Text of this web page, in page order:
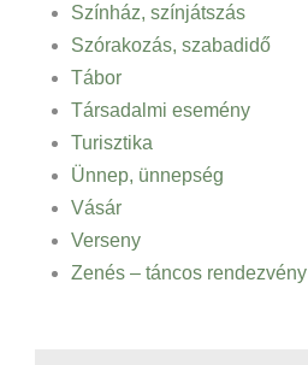
Színház, színjátszás
Szórakozás, szabadidő
Tábor
Társadalmi esemény
Turisztika
Ünnep, ünnepség
Vásár
Verseny
Zenés – táncos rendezvény